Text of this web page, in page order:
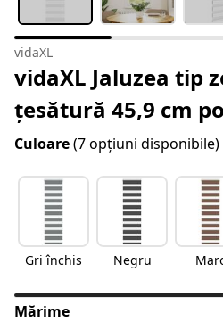
vidaXL
vidaXL Jaluzea tip
țesătură 45,9 cm
Culoare(7 opțiuni disponibile)
Gri închis Negru
Mărime